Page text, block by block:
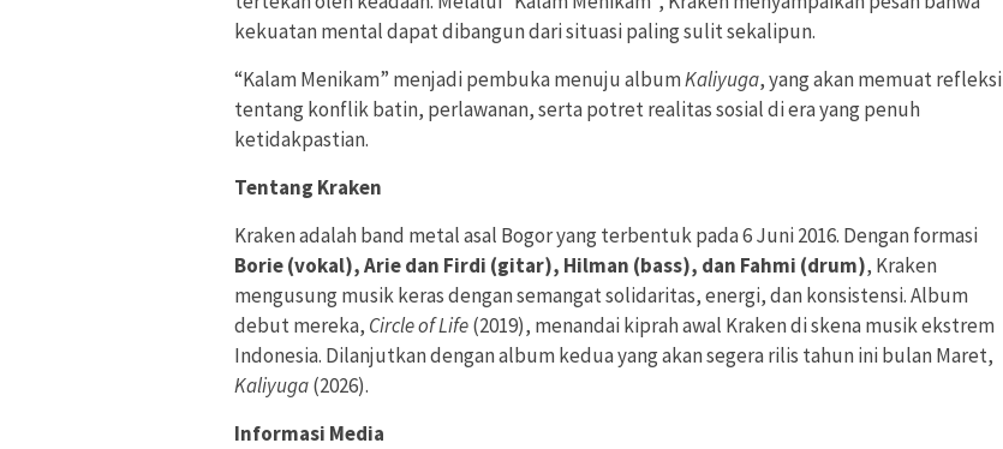
kekuatan mental dapat dibangun dari situasi paling sulit sekalipun.
“Kalam Menikam” menjadi pembuka menuju albumKaliyuga, yang akan memuat refleksi
tentang konflik batin, perlawanan, serta potret realitas sosial di era yang penuh
ketidakpastian.
Tentang Kraken
Kraken adalah band metal asal Bogor yang terbentuk pada 6 Juni 2016. Dengan formasi
Borie (vokal), Arie dan Firdi (gitar), Hilman (bass), dan Fahmi (drum), Kraken
mengusung musik keras dengan semangat solidaritas, energi, dan konsistensi. Album
debut mereka, Circle of Life(2019), menandai kiprah awal Kraken di skena musik ekstrem
Indonesia. Dilanjutkan dengan album kedua yang akan segera rilis tahun ini bulan Maret,
Kaliyuga(2026).
Informasi Media